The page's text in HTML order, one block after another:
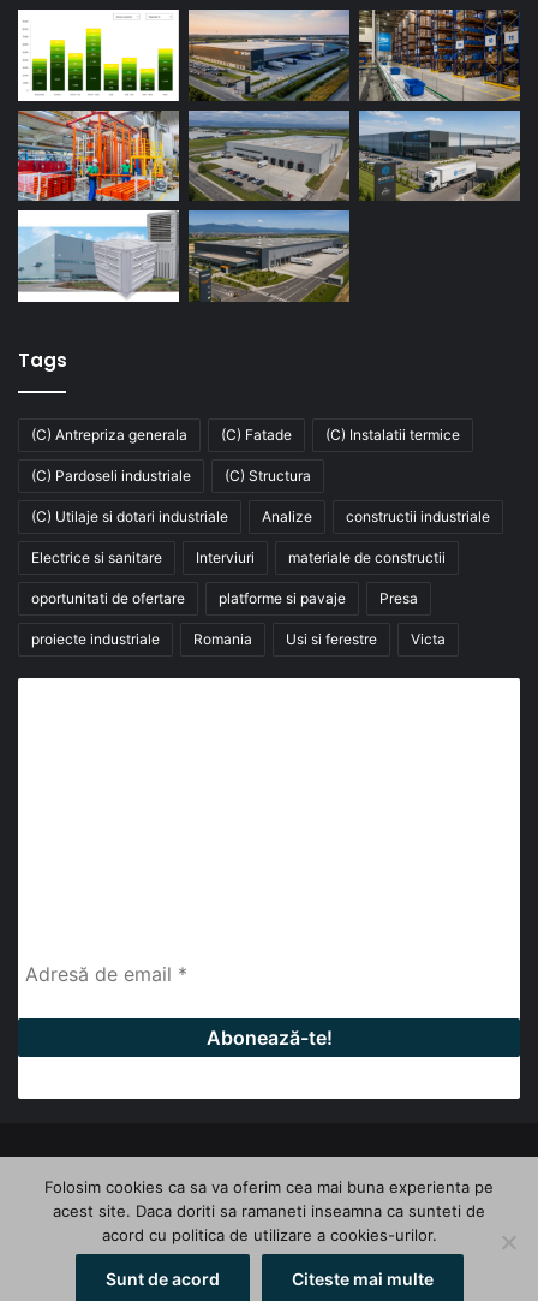
Tags
(C) Antrepriza generala (C) Fatade (C) Instalatii termice
(C) Pardoseli industriale (C) Structura
(C) Utilaje si dotari industriale Analize constructii industriale
Electrice si sanitare Interviuri materiale de constructii
oportunitati de ofertare platforme si pavaje Presa
proiecte industriale Romania Usi si ferestre Victa
FacebookLinkedInYouTube
Folosim cookies ca sa va oferim cea mai buna experienta pe
acest site. Daca doriti sa ramaneti inseamna ca sunteti de
acord cu politica de utilizare a cookies-urilor.
Sunt de acord Citeste mai multe